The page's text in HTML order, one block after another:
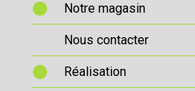
Notre magasin
Nous contacter
Réalisation